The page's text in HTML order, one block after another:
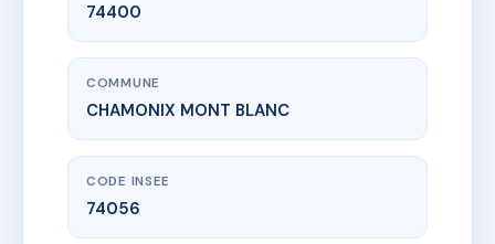
74400
COMMUNE
CHAMONIX MONT BLANC
CODE INSEE
74056